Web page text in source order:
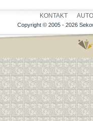
KONTAKT
Copyright © 2005 - 2026